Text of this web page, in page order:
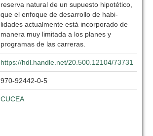
reserva natural de un supuesto hipotético,
que el enfoque de desarrollo de habi-
lidades actualmente está incorporado de
manera muy limitada a los planes y
programas de las carreras.
https://hdl.handle.net/20.500.12104/73731
970-92442-0-5
CUCEA